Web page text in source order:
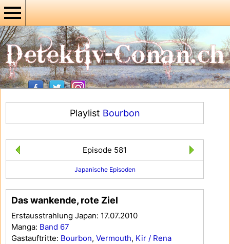
Playlist Bourbon
Episode 581
Japanische Episoden
Das wankende, rote Ziel
Erstausstrahlung Japan: 17.07.2010
Manga: Band 67
Gastauftritte: Bourbon, Vermouth, Kir / Rena